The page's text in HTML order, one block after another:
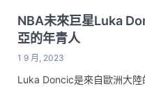
NBA未來巨星Luka
亞的年青人
1 9 月, 2023
Luka Doncic是來自歐洲大陸